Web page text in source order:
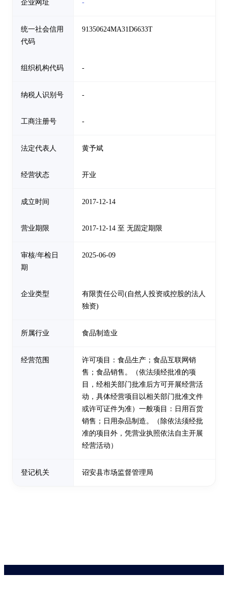
企业网址 -
统一社会信用
代码
91350624MA31D6633T
组织机构代码 -
纳税人识别号 -
工商注册号 -
法定代表人 黄予斌
经营状态 开业
成立时间 2017-12-14
营业期限 2017-12-14 至 无固定期限
审核/年检日
期
2025-06-09
企业类型
有限责任公司(自然人投资或控股的法人
独资)
所属行业 食品制造业
经营范围
许可项目：食品生产；食品互联网销
售；食品销售。（依法须经批准的项
目，经相关部门批准后方可开展经营活
动，具体经营项目以相关部门批准文件
或许可证件为准）一般项目：日用百货
销售；日用杂品制造。（除依法须经批
准的项目外，凭营业执照依法自主开展
经营活动）
登记机关 诏安县市场监督管理局